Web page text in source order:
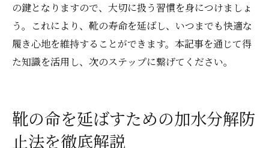
の鍵となりますので、大切に扱う習慣を身につけましょ
う。これにより、靴の寿命を延ばし、いつまでも快適な
履き心地を維持することができます。本記事を通じて得
た知識を活用し、次のステップに繋げてください。
靴の命を延ばすための加水分解防
止法を徹底解説